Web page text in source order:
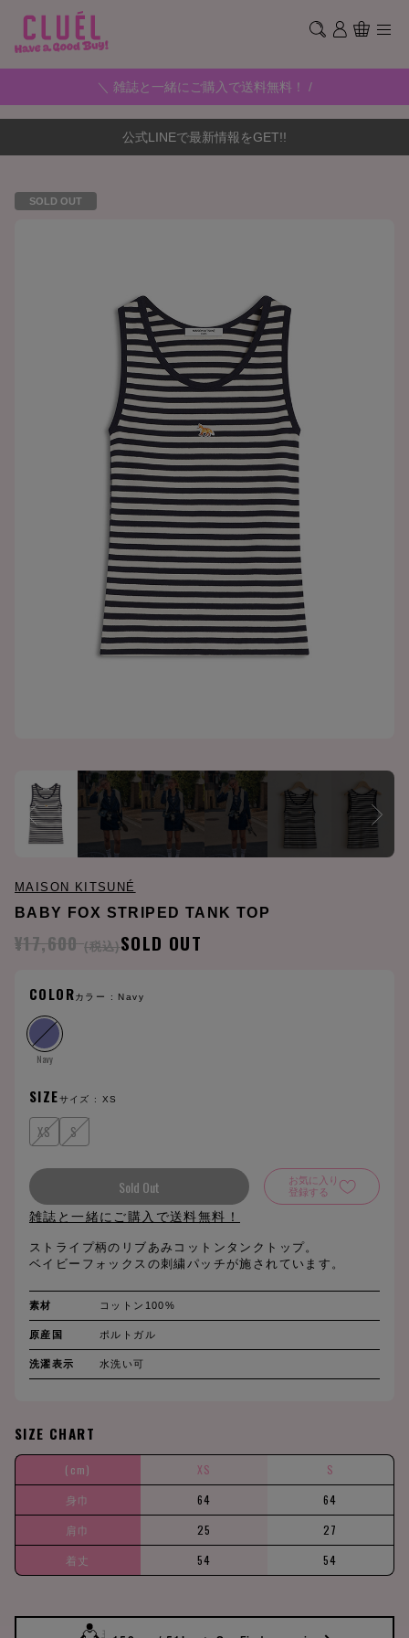
＼ 雑誌と一緒にご購入で送料無料！ /
公式LINEで最新情報をGET!!
SOLD OUT
MAISON KITSUNÉ
BABY FOX STRIPED TANK TOP
¥17,600 (税込)SOLD OUT
COLORカラー : Navy
Navy
SIZEサイズ :XS
XS S
Sold Out
お気に入り
登録する
雑誌と一緒にご購入で送料無料！
ストライプ柄のリブあみコットンタンクトップ。
ベイビーフォックスの刺繍パッチが施されています。
素材 コットン100%
原産国 ポルトガル
洗濯表示 水洗い可
SIZE CHART
(cm) XS
S
身巾
64
64
肩巾
25
27
着丈
54 54